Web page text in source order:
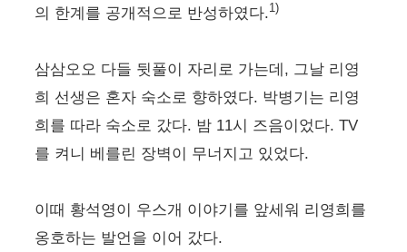
의 한계를 공개적으로 반성하였다.1)
삼삼오오 다들 뒷풀이 자리로 가는데, 그날 리영
희 선생은 혼자 숙소로 향하였다. 박병기는 리영
희를 따라 숙소로 갔다. 밤 11시 즈음이었다. TV
를 켜니 베를린 장벽이 무너지고 있었다.
이때 황석영이 우스개 이야기를 앞세워 리영희를
옹호하는 발언을 이어 갔다.